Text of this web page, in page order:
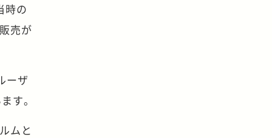
時の
売が
ーザ
す。
ムと